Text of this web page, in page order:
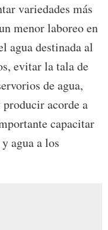
variedades más
menor laboreo en
agua destinada al
evitar la tala de
de agua,
acorde a
capacitar
agua a los